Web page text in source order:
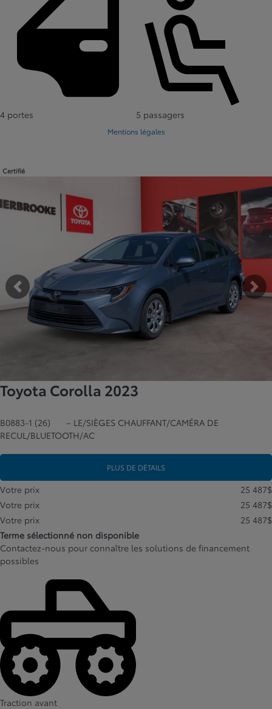
4 portes 5 passagers
Mentions légales
Certifié
VOIR PLUS
Précédent
Toyota Corolla 2023
B0883-1 (26)
– LE/SIÈGES CHAUFFANT/CAMÉRA DE
RECUL/BLUETOOTH/AC
PLUS DE DÉTAILS
Votre prix 25 487$
Votre prix
25 487$
Votre prix
25 487$
Terme sélectionné non disponible
Contactez-nous pour connaître les solutions de financement
possibles
Traction avant